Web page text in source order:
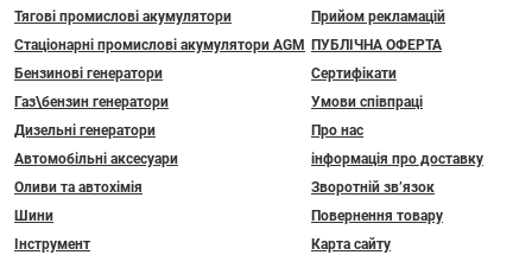
Тягові промислові акумулятори
Стаціонарні промислові акумулятори АGM
Бензинові генератори
Газ\бензин генератори
Дизельні генератори
Автомобільні аксесуари
Оливи та автохімія
Шини
Інструмент
Прийом рекламацій
ПУБЛІЧНА ОФЕРТА
Сертифікати
Умови співпраці
Про нас
інформація про доставку
Зворотній зв’язок
Повернення товару
Карта сайту